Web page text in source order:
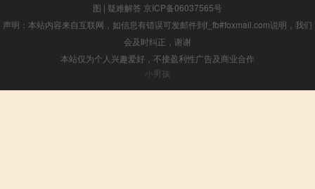
图 | 疑难解答 京ICP备06037565号
声明：本站内容来自互联网，如信息有错误可发邮件到f_fb#foxmail.com说明，我们
会及时纠正，谢谢
本站仅为个人兴趣爱好，不接盈利性广告及商业合作
小男孩